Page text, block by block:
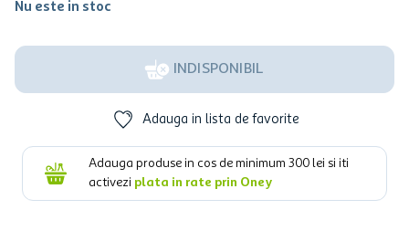
Nu este in stoc
INDISPONIBIL
Adauga in lista de favorite
Adauga produse in cos de minimum 300 lei si iti
activezi plata in rate prin Oney